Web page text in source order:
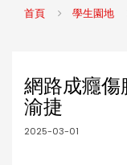
首頁 學生園地
網路成癮
渝捷
2025-03-01